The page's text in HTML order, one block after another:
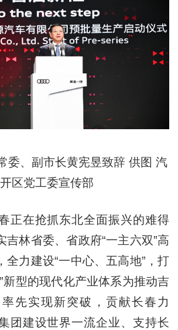
、副市长黄宪昱致辞 供图 汽
开区党工委宣传部
在抢抓东北全面振兴的难得
吉林省委、省政府“一主六双”高
全力建设“一中心、五高地”，打
新型的现代化产业体系为推动吉
先实现新突破，贡献长春力
团建设世界一流企业、支持长